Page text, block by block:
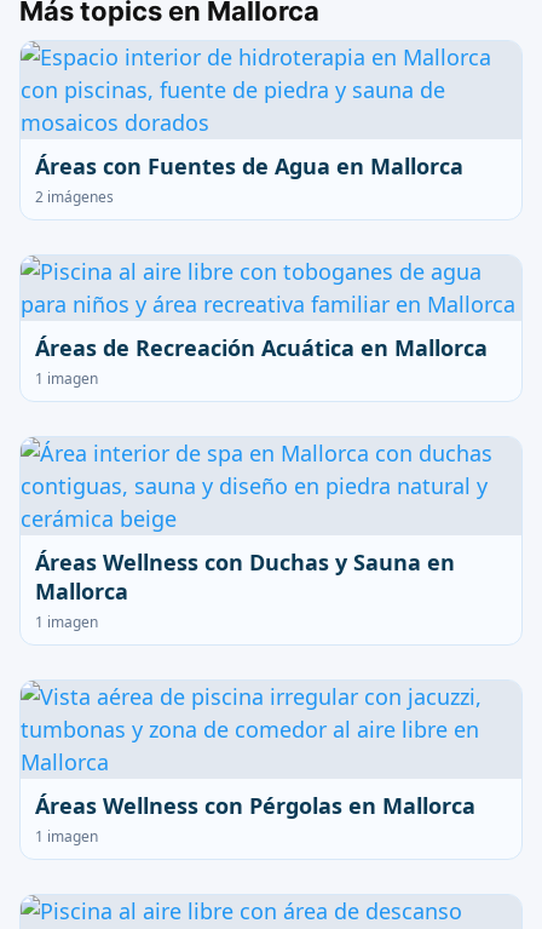
Más topics en Mallorca
Áreas con Fuentes de Agua en Mallorca
2 imágenes
Áreas de Recreación Acuática en Mallorca
1 imagen
Áreas Wellness con Duchas y Sauna en
Mallorca
1 imagen
Áreas Wellness con Pérgolas en Mallorca
1 imagen